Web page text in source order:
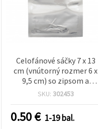
Celofánové sáčky 7 x 13
cm (vnútorný rozmer 6 x
9,5 cm) so zipsom a
hliníkovou zadnou
SKU: 302453
0.50€ 1-19 bal.